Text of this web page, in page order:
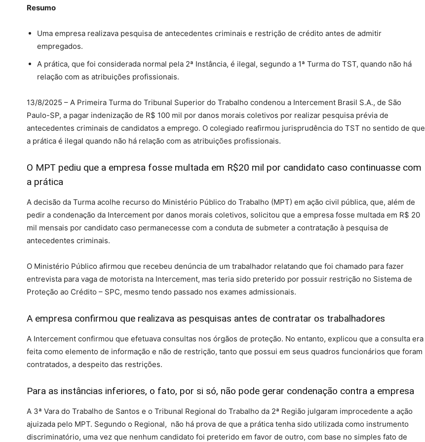
Resumo
Uma empresa realizava pesquisa de antecedentes criminais e restrição de crédito antes de admitir
empregados.
A prática, que foi considerada normal pela 2ª Instância, é ilegal, segundo a 1ª Turma do TST, quando não há
relação com as atribuições profissionais.
13/8/2025 – A Primeira Turma do Tribunal Superior do Trabalho condenou a Intercement Brasil S.A., de São
Paulo-SP, a pagar indenização de R$ 100 mil por danos morais coletivos por realizar pesquisa prévia de
antecedentes criminais de candidatos a emprego. O colegiado reafirmou jurisprudência do TST no sentido de que
a prática é ilegal quando não há relação com as atribuições profissionais.
O MPT pediu que a empresa fosse multada em R$20 mil por candidato caso continuasse com
a prática
A decisão da Turma acolhe recurso do Ministério Público do Trabalho (MPT) em ação civil pública, que, além de
pedir a condenação da Intercement por danos morais coletivos, solicitou que a empresa fosse multada em R$ 20
mil mensais por candidato caso permanecesse com a conduta de submeter a contratação à pesquisa de
antecedentes criminais.
O Ministério Público afirmou que recebeu denúncia de um trabalhador relatando que foi chamado para fazer
entrevista para vaga de motorista na Intercement, mas teria sido preterido por possuir restrição no Sistema de
Proteção ao Crédito – SPC, mesmo tendo passado nos exames admissionais.
A empresa confirmou que realizava as pesquisas antes de contratar os trabalhadores
A Intercement confirmou que efetuava consultas nos órgãos de proteção. No entanto, explicou que a consulta era
feita como elemento de informação e não de restrição, tanto que possui em seus quadros funcionários que foram
contratados, a despeito das restrições.
Para as instâncias inferiores, o fato, por si só, não pode gerar condenação contra a empresa
A 3ª Vara do Trabalho de Santos e o Tribunal Regional do Trabalho da 2ª Região julgaram improcedente a ação
ajuizada pelo MPT. Segundo o Regional, não há prova de que a prática tenha sido utilizada como instrumento
discriminatório, uma vez que nenhum candidato foi preterido em favor de outro, com base no simples fato de